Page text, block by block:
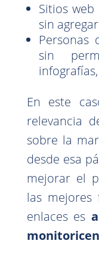
Sitios
sin
sin
En este
relevancia
sobre la
desde esa
mejorar el
las
enlaces es